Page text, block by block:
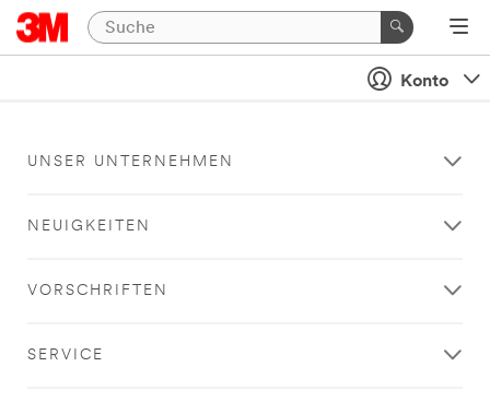
Konto
UNSER UNTERNEHMEN
NEUIGKEITEN
VORSCHRIFTEN
SERVICE